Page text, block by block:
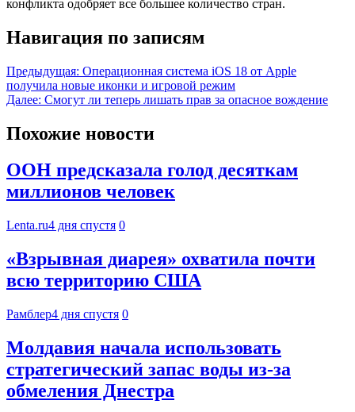
конфликта одобряет все большее количество стран.
Навигация по записям
Предыдущая: Операционная система iOS 18 от Apple
получила новые иконки и игровой режим
Далее: Смогут ли теперь лишать прав за опасное вождение
Похожие новости
ООН предсказала голод десяткам
миллионов человек
Lenta.ru4 дня спустя 0
«Взрывная диарея» охватила почти
всю территорию США
Рамблер4 дня спустя 0
Молдавия начала использовать
стратегический запас воды из-за
обмеления Днестра